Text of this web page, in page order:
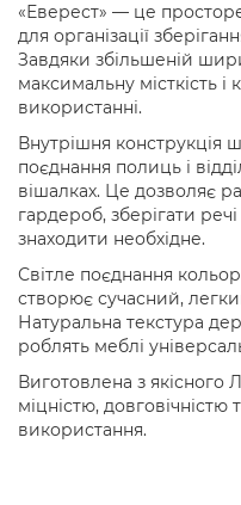
«Еверест» — це
для організації
Завдяки збільшеній
максимальну місткість
використанні.
Внутрішня конструкція
поєднання полиць і
вішалках. Це дозволяє
гардероб, зберігати
знаходити необхідне.
Світле поєднання
створює сучасний,
Натуральна текстура
роблять меблі
Виготовлена з якісного
міцністю,
використання.